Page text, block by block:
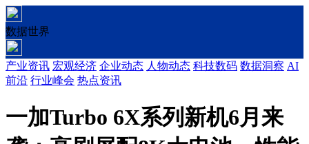
数据世界
产业资讯 宏观经济 企业动态 人物动态 科技数码 数据洞察 AI
前沿 行业峰会 热点资讯
一加Turbo 6X系列新机6月来